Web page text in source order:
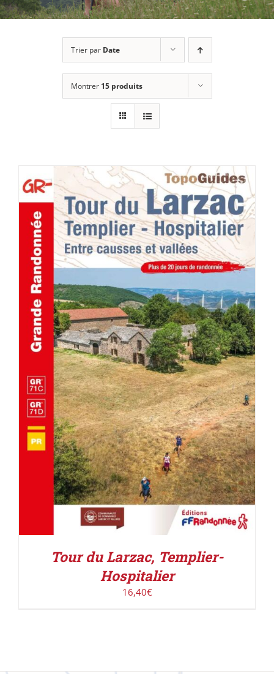
Trier par Date
Montrer 15 produits
AJOUTER AU PANIER / DÉTAILS
Tour du Larzac, Templier-
Hospitalier
16,40€